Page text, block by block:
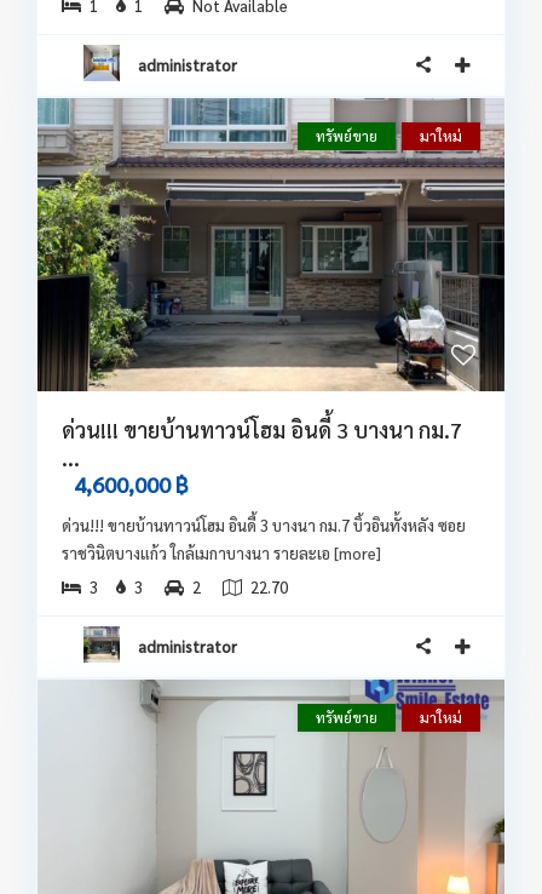
1
1 Not Available
administrator
ทรัพย์ขาย มาใหม่
ด่วน!!! ขายบ้านทาวน์โฮม อินดี้ 3 บางนา กม.7
...
4,600,000 ฿
ด่วน!!! ขายบ้านทาวน์โฮม อินดี้ 3 บางนา กม.7 บิ้วอินทั้งหลัง ซอย
ราชวินิตบางแก้ว ใกล้เมกาบางนา รายละเอ [more]
3
3 2 22.70
administrator
ทรัพย์ขาย มาใหม่